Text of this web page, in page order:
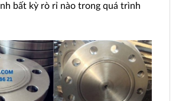
bất kỳ rò rỉ nào trong quá trình